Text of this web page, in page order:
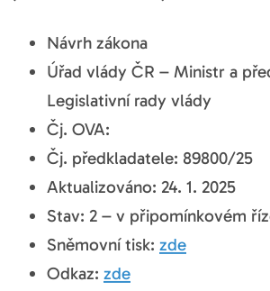
Návrh zákona
Úřad vlády ČR – Ministr a
Legislativní rady vlády
Čj. OVA:
Čj. předkladatele: 89800/25
Aktualizováno: 24. 1. 2025
Stav: 2 – v připomínkovém
Sněmovní tisk: zde
Odkaz: zde